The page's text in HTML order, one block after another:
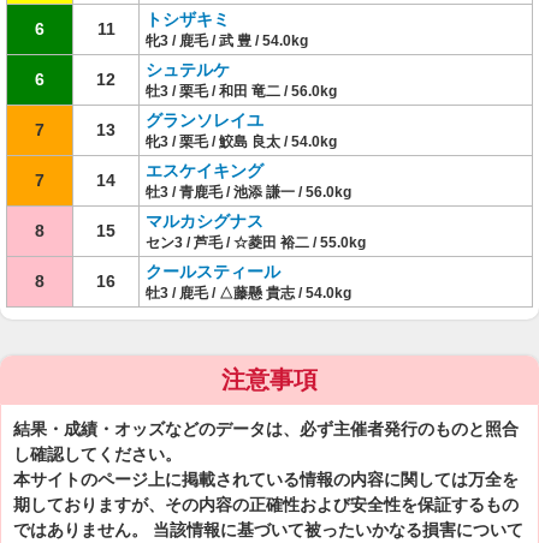
6 11 トシザキミ
牝3 / 鹿毛 / 武 豊 / 54.0kg
6 12 シュテルケ
牡3 / 栗毛 / 和田 竜二 / 56.0kg
7 13 グランソレイユ
牝3 / 栗毛 / 鮫島 良太 / 54.0kg
7 14 エスケイキング
牡3 / 青鹿毛 / 池添 謙一 / 56.0kg
8 15 マルカシグナス
セン3 / 芦毛 / ☆菱田 裕二 / 55.0kg
8 16 クールスティール
牡3 / 鹿毛 / △藤懸 貴志 / 54.0kg
注意事項
結果・成績・オッズなどのデータは、必ず主催者発行のものと照合
し確認してください。
本サイトのページ上に掲載されている情報の内容に関しては万全を
期しておりますが、その内容の正確性および安全性を保証するもの
ではありません。 当該情報に基づいて被ったいかなる損害について